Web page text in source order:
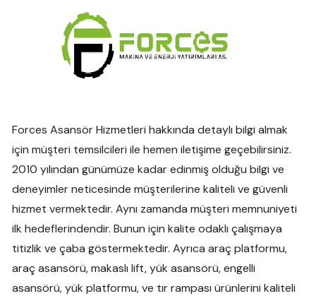
Forces Asansör Hizmetleri hakkında detaylı bilgi almak
için müşteri temsilcileri ile hemen iletişime geçebilirsiniz.
2010 yılından günümüze kadar edinmiş olduğu bilgi ve
deneyimler neticesinde müşterilerine kaliteli ve güvenli
hizmet vermektedir. Aynı zamanda müşteri memnuniyeti
ilk hedeflerindendir. Bunun için kalite odaklı çalışmaya
titizlik ve çaba göstermektedir. Ayrıca araç platformu,
araç asansörü, makaslı lift, yük asansörü, engelli
asansörü, yük platformu, ve tır rampası ürünlerini kaliteli